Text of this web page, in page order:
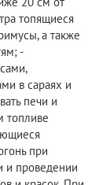
топящиеся
а также
-
в сараях и
печи и
топливе
при
и проведении